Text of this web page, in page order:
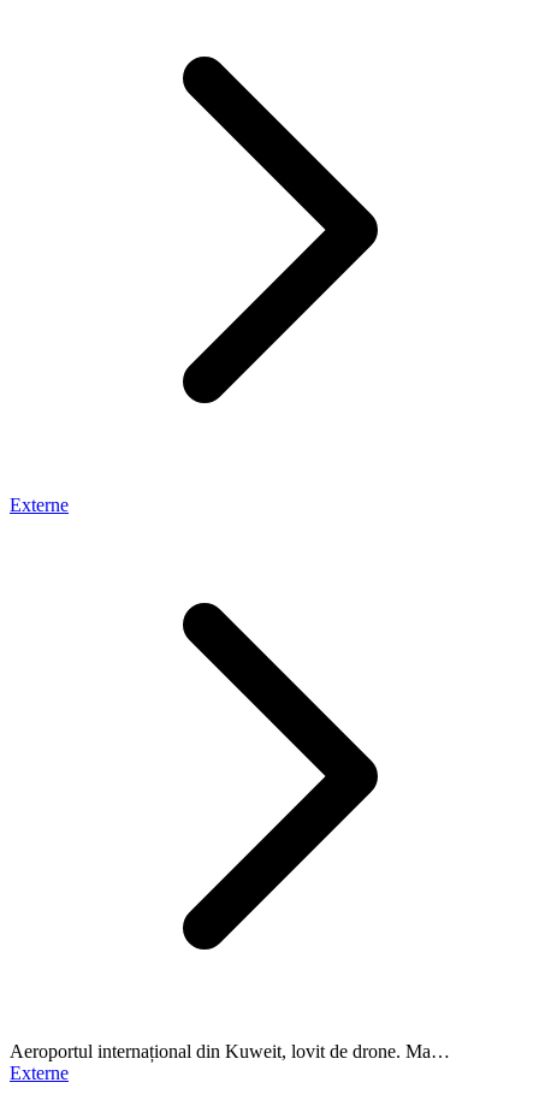
Externe
Aeroportul internațional din Kuweit, lovit de drone. Ma…
Externe